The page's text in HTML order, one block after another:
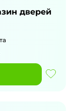
дверей